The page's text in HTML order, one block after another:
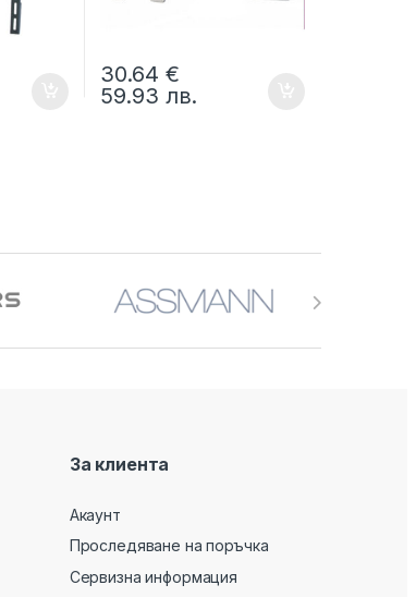
30.64 €
59.93 лв.
За клиента
Акаунт
Проследяване на поръчка
Сервизна информация